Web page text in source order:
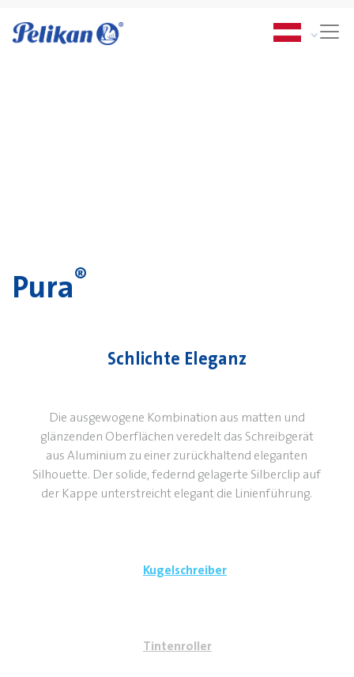
Pura®
Schlichte Eleganz
Die ausgewogene Kombination aus matten und
glänzenden Oberflächen veredelt das Schreibgerät
aus Aluminium zu einer zurückhaltend eleganten
Silhouette. Der solide, federnd gelagerte Silberclip auf
der Kappe unterstreicht elegant die Linienführung.
Kugelschreiber
Tintenroller